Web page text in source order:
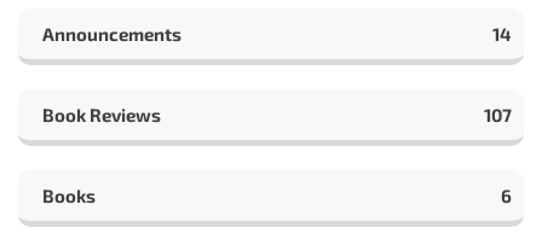
Announcements 14
Book Reviews 107
Books 6